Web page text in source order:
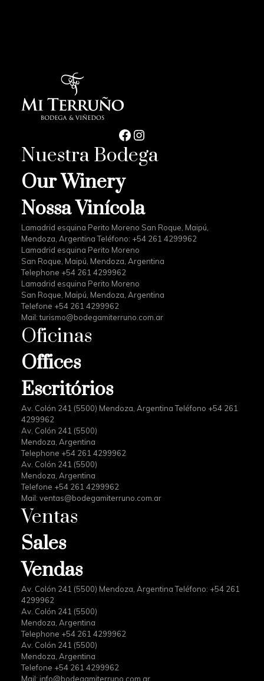
Nuestra Bodega
Our Winery
Nossa Vinícola
Lamadrid esquina Perito Moreno San Roque, Maipú,
Mendoza, Argentina Teléfono: +54 261 4299962
Lamadrid esquina Perito Moreno
San Roque, Maipú, Mendoza, Argentina
Telephone +54 261 4299962
Lamadrid esquina Perito Moreno
San Roque, Maipú, Mendoza, Argentina
Telefone +54 261 4299962
Mail:turismo@bodegamiterruno.com.ar
Oficinas
Offices
Escritórios
Av. Colón 241 (5500) Mendoza, Argentina Teléfono +54 261
4299962
Av. Colón 241 (5500)
Mendoza, Argentina
Telephone +54 261 4299962
Av. Colón 241 (5500)
Mendoza, Argentina
Telefone +54 261 4299962
Mail: ventas@bodegamiterruno.com.ar
Ventas
Sales
Vendas
Av. Colón 241 (5500) Mendoza, Argentina Teléfono: +54 261
4299962
Av. Colón 241 (5500)
Mendoza, Argentina
Telephone +54 261 4299962
Av. Colón 241 (5500)
Mendoza, Argentina
Telefone +54 261 4299962
Mail: info@bodegamiterruno.com.ar